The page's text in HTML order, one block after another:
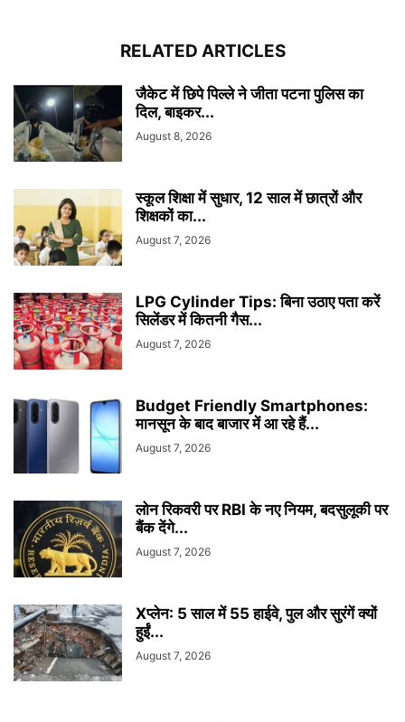
RELATED ARTICLES
जैकेट में छिपे पिल्ले ने जीता पटना पुलिस का
दिल, बाइकर...
August 8, 2026
स्कूल शिक्षा में सुधार, 12 साल में छात्रों और
शिक्षकों का...
August 7, 2026
LPG Cylinder Tips: बिना उठाए पता करें
सिलेंडर में कितनी गैस...
August 7, 2026
Budget Friendly Smartphones:
मानसून के बाद बाजार में आ रहे हैं...
August 7, 2026
लोन रिकवरी पर RBI के नए नियम, बदसुलूकी पर
बैंक देंगे...
August 7, 2026
Xप्लेन: 5 साल में 55 हाईवे, पुल और सुरंगें क्यों
हुईं...
August 7, 2026